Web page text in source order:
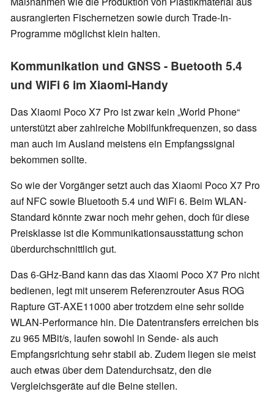
ausrangierten Fischernetzen sowie durch Trade-In-
Programme möglichst klein halten.
Kommunikation und GNSS - Buetooth 5.4
und WiFi 6 im Xiaomi-Handy
Das Xiaomi Poco X7 Pro ist zwar kein „World Phone“
unterstützt aber zahlreiche Mobilfunkfrequenzen, so dass
man auch im Ausland meistens ein Empfangssignal
bekommen sollte.
So wie der Vorgänger setzt auch das Xiaomi Poco X7 Pro
auf NFC sowie Bluetooth 5.4 und WiFi 6. Beim WLAN-
Standard könnte zwar noch mehr gehen, doch für diese
Preisklasse ist die Kommunikationsausstattung schon
überdurchschnittlich gut.
Das 6-GHz-Band kann das das Xiaomi Poco X7 Pro nicht
bedienen, legt mit unserem Referenzrouter Asus ROG
Rapture GT-AXE11000 aber trotzdem eine sehr solide
WLAN-Performance hin. Die Datentransfers erreichen bis
zu 965 MBit/s, laufen sowohl in Sende- als auch
Empfangsrichtung sehr stabil ab. Zudem liegen sie meist
auch etwas über dem Datendurchsatz, den die
Vergleichsgeräte auf die Beine stellen.